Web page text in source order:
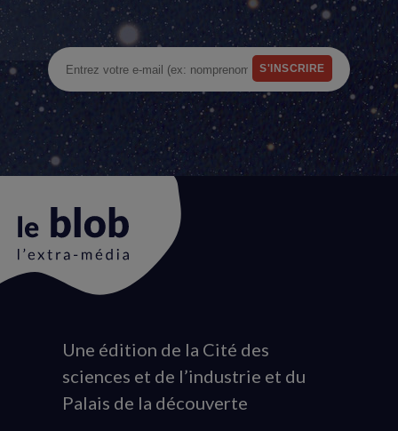
Animation
du
logo
Une édition de la Cité des
sciences et de l’industrie et du
Palais de la découverte